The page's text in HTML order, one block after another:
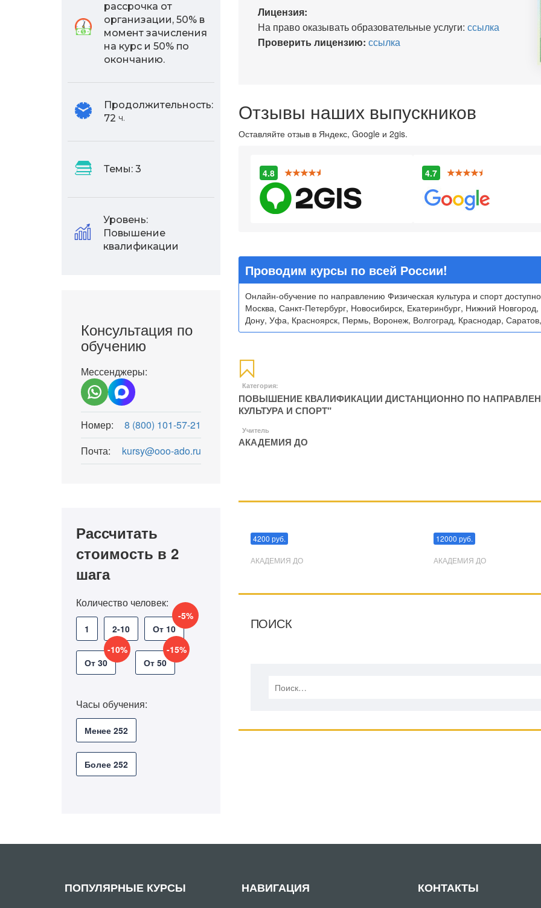
рассрочка от
организации, 50% в
момент зачисления
на курс и 50% по
окончанию.
Продолжительность:
72 ч.
Темы: 3
Уровень:
Повышение
квалификации
Консультация по
обучению
Мессенджеры:
Номер:
8 (800) 101-57-21
Почта:
kursy@ooo-ado.ru
Рассчитать
стоимость в 2
шага
Количество человек:
1 2-10 От 10
-5%
От 30
-10%
От 50
-15%
Часы обучения:
Менее 252
Более 252
Лицензия:
На право оказывать образовательные услуги: ссылка
Проверить лицензию: ссылка
Отзывы наших выпускников
Оставляйте отзыв в Яндекс, Google и 2gis.
4.8 4.7
Проводим курсы по всей России!
Онлайн-обучение по направлению Физическая культура и спорт
Москва, Санкт-Петербург, Новосибирск, Екатеринбург, Нижний
Дону, Уфа, Красноярск, Пермь, Воронеж, Волгоград, Краснодар,
Категория:
ПОВЫШЕНИЕ КВАЛИФИКАЦИИ ДИСТАНЦИОННО ПО
КУЛЬТУРА И СПОРТ"
Учитель
АКАДЕМИЯ ДО
4200 руб.
АКАДЕМИЯ ДО
12000 руб.
АКАДЕМИЯ ДО
ПОИСК
ПОПУЛЯРНЫЕ КУРСЫ НАВИГАЦИЯ КОНТАКТЫ